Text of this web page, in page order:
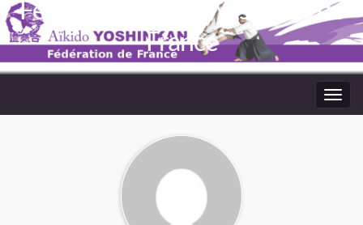
Fédération Aïkido Yoshinkaï de
France